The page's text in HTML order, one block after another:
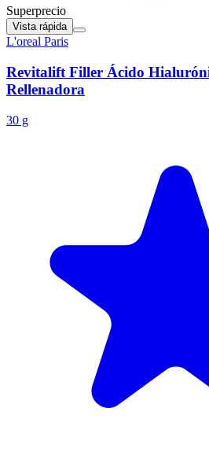
Superprecio
Vista rápida
L'oreal Paris
Revitalift Filler Ácido
Rellenadora
30 g